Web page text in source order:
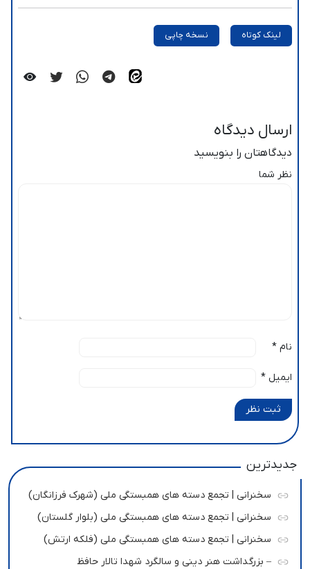
لینک کوتاه نسخه چاپی
ارسال دیدگاه
دیدگاهتان را بنویسید
نظر شما
نام *
ایمیل *
ثبت نظر
جدیدترین
سخنرانی | تجمع دسته های همبستگی ملی (شهرک فرزانگان)
سخنرانی | تجمع دسته های همبستگی ملی (بلوار گلستان)
سخنرانی | تجمع دسته های همبستگی ملی (فلکه ارتش)
– بزرگداشت هنر دینی و سالگرد شهدا تالار حافظ